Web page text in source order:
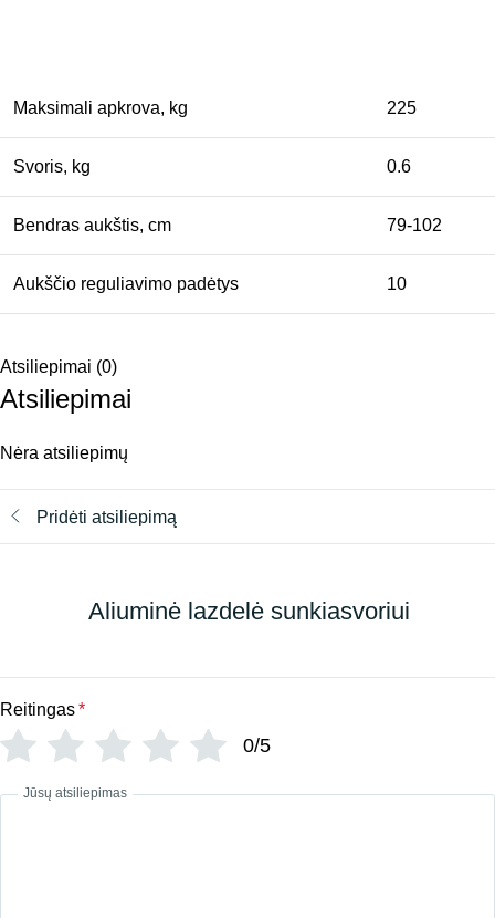
Maksimali apkrova, kg 225
Svoris, kg 0.6
Bendras aukštis, cm 79-102
Aukščio reguliavimo padėtys 10
Atsiliepimai (0)
Atsiliepimai
Nėra atsiliepimų
Pridėti atsiliepimą
Aliuminė lazdelė sunkiasvoriui
Reitingas*
0/5
Jūsų atsiliepimas